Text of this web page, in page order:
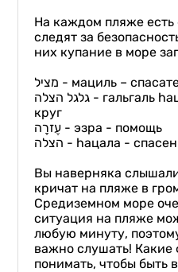
На каждом пляже есть
следят за
них купание в море
מציל - мациль –
גלגל הצלה - гальгаль hацала - спасательный
круг
עֶזרָה - эзра - помощь
הצלה - hацала -
Вы наверняка
кричат на пляже в
Средиземном море
ситуация на пляже
любую минуту,
важно слушать!
понимать, чтобы быть